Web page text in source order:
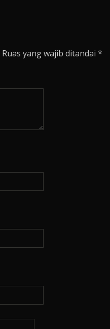
Ruas yang wajib ditandai *